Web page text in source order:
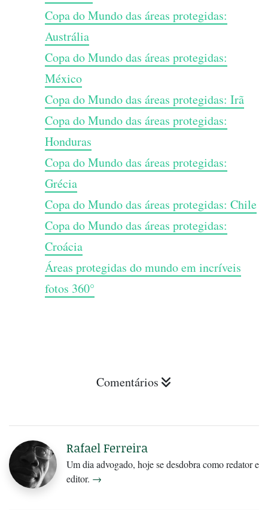
Copa do Mundo das áreas protegidas:
Austrália
Copa do Mundo das áreas protegidas:
México
Copa do Mundo das áreas protegidas: Irã
Copa do Mundo das áreas protegidas:
Honduras
Copa do Mundo das áreas protegidas:
Grécia
Copa do Mundo das áreas protegidas: Chile
Copa do Mundo das áreas protegidas:
Croácia
Áreas protegidas do mundo em incríveis
fotos 360°
Comentários
Rafael Ferreira
Um dia advogado, hoje se desdobra como redator e
editor. →